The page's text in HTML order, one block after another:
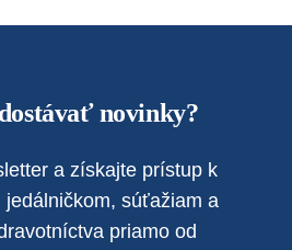
novinky?
a získajte prístup k
súťažiam a
priamo od